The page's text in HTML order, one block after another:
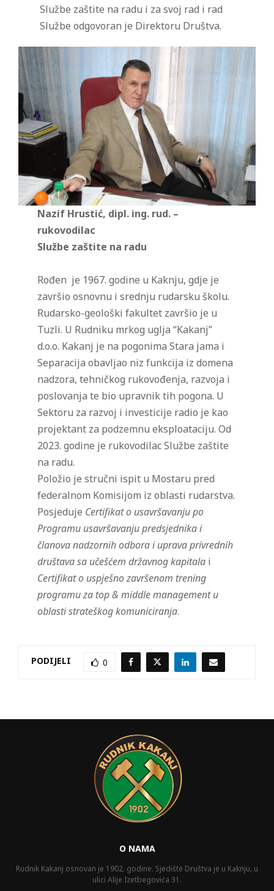
Službe zaštite na radu i za svoj rad i rad
Službe odgovoran je Direktoru Društva.
Nazif Hrustić, dipl. ing. rud. –
rukovodilac
Službe zaštite na radu
Rođen je 1967. godine u Kaknju, gdje je
završio osnovnu i srednju rudarsku školu.
Rudarsko-geološki fakultet završio je u
Tuzli. U Rudniku mrkog uglja “Kakanj”
d.o.o. Kakanj je na pogonima Stara jama i
Separacija obavljao niz funkcija iz domena
nadzora, tehničkog rukovođenja, razvoja i
poslovanja te bio upravnik tih pogona. U
Sektoru za razvoj i investicije radio je kao
projektant za podzemnu eksploataciju. Od
2023. godine je rukovodilac Službe zaštite
na radu.
Položio je stručni ispit u Mostaru pred
federalnom Komisijom iz oblasti rudarstva.
Posjeduje Certifikat o usavršavanju po
Programu usavršavanju predsjednika i
članova nadzornih odbora i uprava privrednih
društava sa učešćem državnog kapitala i
Certifikat o uspješno završenom trening
programu za top & middle management u
oblasti strateškog komuniciranja.
PODIJELI 0
O NAMA
Rudnik Kakanj osnovan je 1902. godine. Sjedište Društva je u Kaknju, u
ulici Alije Izetbegovića 31.